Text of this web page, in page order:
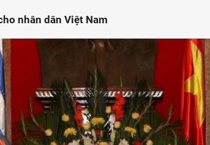
nhân dân Việt Nam